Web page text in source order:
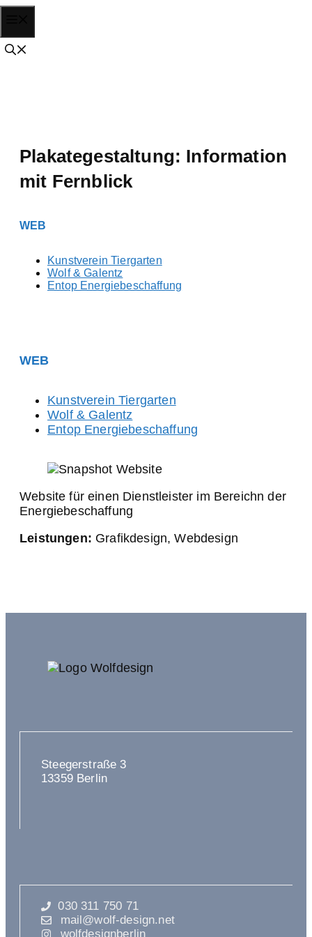
springen
Plakategestaltung: Information
mit Fernblick
WEB
Kunstverein Tiergarten
Wolf & Galentz
Entop Energiebeschaffung
WEB
Kunstverein Tiergarten
Wolf & Galentz
Entop Energiebeschaffung
Website für einen Dienstleister im Bereichn der
Energiebeschaffung
Leistungen: Grafikdesign, Webdesign
Steegerstraße 3
13359 Berlin
030 311 750 71
mail@wolf-design.net
wolfdesignberlin